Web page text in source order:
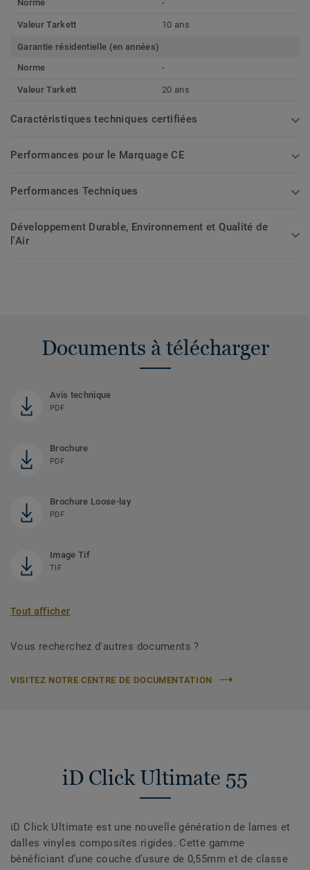
Norme
-
Valeur Tarkett 10 ans
Garantie résidentielle (en années)
Norme
-
Valeur Tarkett 20 ans
Caractéristiques techniques certifiées
Performances pour le Marquage CE
Performances Techniques
Développement Durable, Environnement et Qualité de
l'Air
Documents à télécharger
Avis technique
PDF
Brochure
PDF
Brochure Loose-lay
PDF
Image Tif
TIF
Tout afficher
Vous recherchez d'autres documents ?
VISITEZ NOTRE CENTRE DE DOCUMENTATION
iD Click Ultimate 55
iD Click Ultimate est une nouvelle génération de lames et
dalles vinyles composites rigides. Cette gamme
bénéficiant d’une couche d’usure de 0,55mm et de classe